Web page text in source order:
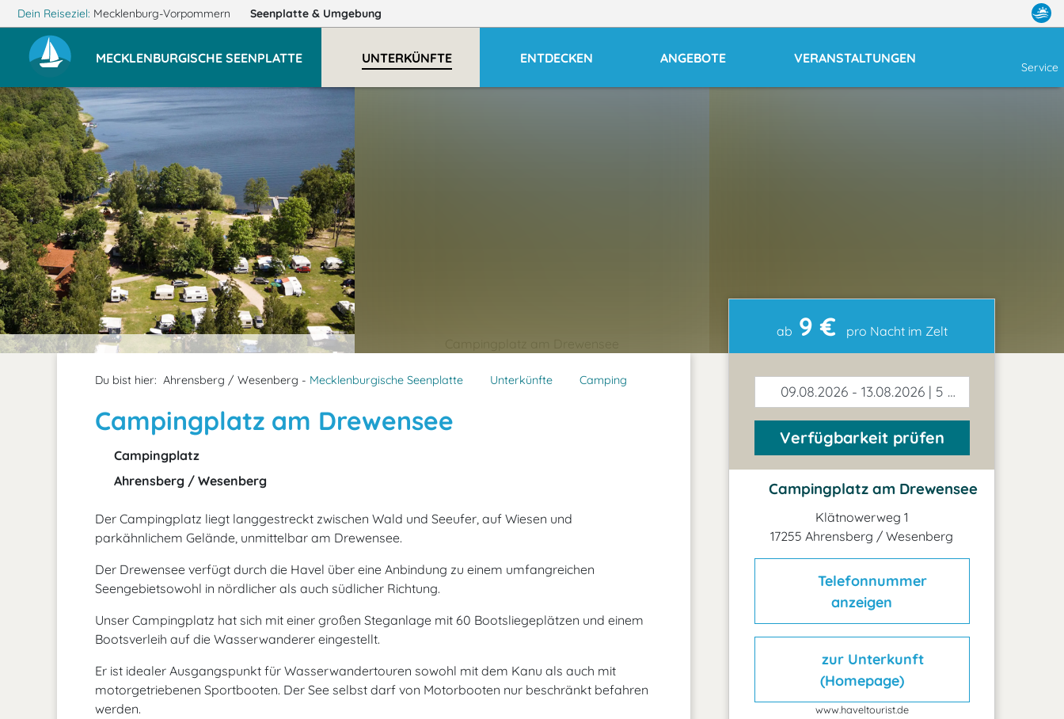
Dein Reiseziel: Mecklenburg-Vorpommern Seenplatte & Umgebung
MECKLENBURGISCHE SEENPLATTE UNTERKÜNFTE ENTDECKEN ANGEBOTE VERANSTALTUNGEN
Service
Du bist hier: Ahrensberg / Wesenberg - Mecklenburgische Seenplatte Unterkünfte Camping
Campingplatz am Drewensee
Campingplatz
Ahrensberg / Wesenberg
Der Campingplatz liegt langgestreckt zwischen Wald und Seeufer, auf Wiesen und
parkähnlichem Gelände, unmittelbar am Drewensee.
Der Drewensee verfügt durch die Havel über eine Anbindung zu einem umfangreichen
Seengebietsowohl in nördlicher als auch südlicher Richtung.
Unser Campingplatz hat sich mit einer großen Steganlage mit 60 Bootsliegeplätzen und einem
Bootsverleih auf die Wasserwanderer eingestellt.
Er ist idealer Ausgangspunkt für Wasserwandertouren sowohl mit dem Kanu als auch mit
motorgetriebenen Sportbooten. Der See selbst darf von Motorbooten nur beschränkt befahren
werden.
ab 9 € pro Nacht im Zelt
09.08.2026 - 13.08.2026 | 5 Tage
Verfügbarkeit prüfen
Campingplatz am Drewensee
Klätnowerweg 1
17255 Ahrensberg / Wesenberg
Telefonnummer
anzeigen
zur Unterkunft
(Homepage)
www.haveltourist.de